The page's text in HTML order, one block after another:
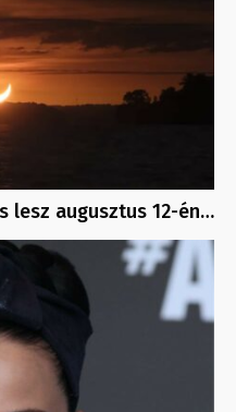
lesz augusztus 12-én…